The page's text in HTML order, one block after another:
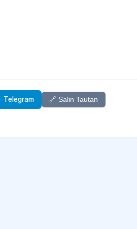
Telegram 🔗 Salin Tautan